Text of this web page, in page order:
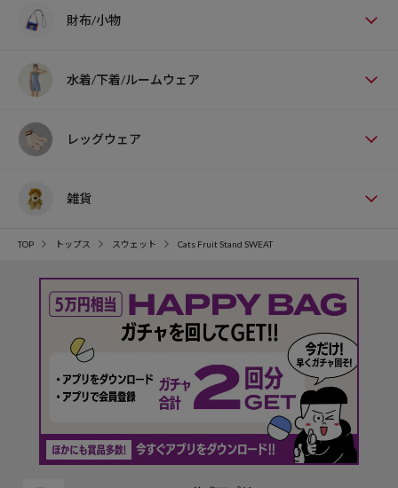
財布/小物
水着/下着/ルームウェア
レッグウェア
雑貨
TOP トップス スウェット Cats Fruit Stand SWEAT